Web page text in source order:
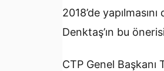
2018’de
Denktaş’ın bu
CTP Genel